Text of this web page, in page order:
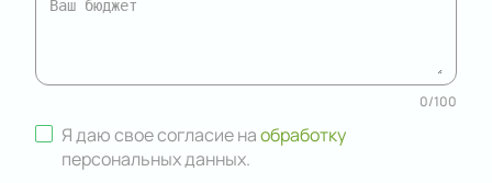
0/100
Я даю свое согласие наобработку
персональных данных.